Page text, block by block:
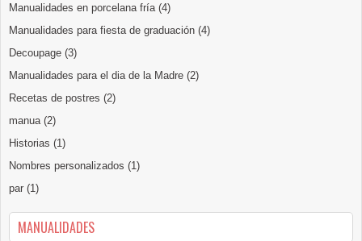
Manualidades en porcelana fría (4)
Manualidades para fiesta de graduación (4)
Decoupage (3)
Manualidades para el dia de la Madre (2)
Recetas de postres (2)
manua (2)
Historias (1)
Nombres personalizados (1)
par (1)
MANUALIDADES